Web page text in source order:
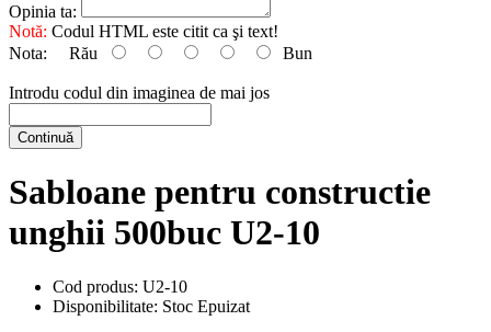
Opinia ta:
Notă: Codul HTML este citit ca şi text!
Nota: Rău Bun
Introdu codul din imaginea de mai jos
Continuă
Sabloane pentru constructie
unghii 500buc U2-10
Cod produs: U2-10
Disponibilitate: Stoc Epuizat